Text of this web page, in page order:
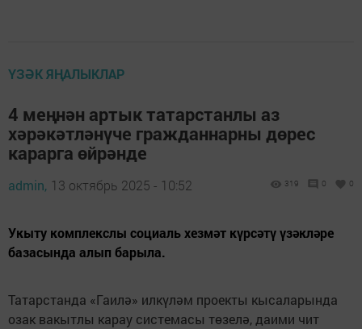
ҮЗӘК ЯҢАЛЫКЛАР
4 меңнән артык татарстанлы аз
хәрәкәтләнүче гражданнарны дөрес
карарга өйрәнде
admin, 13 октябрь 2025 - 10:52 319 0 0
Укыту комплекслы социаль хезмәт күрсәтү үзәкләре
базасында алып барыла.
Татарстанда «Гаилә» илкүләм проекты кысаларында
озак вакытлы карау системасы төзелә, даими чит